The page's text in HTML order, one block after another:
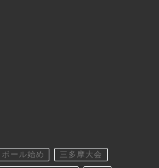
ボール始め 三多摩大会